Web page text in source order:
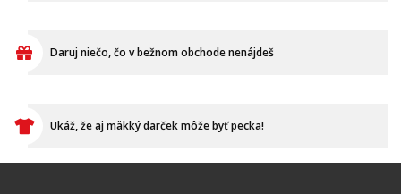
VŠETKO O NÁKUPE
Ako vymeniť / reklamovať